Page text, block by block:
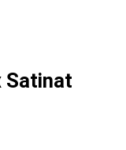
Satinat